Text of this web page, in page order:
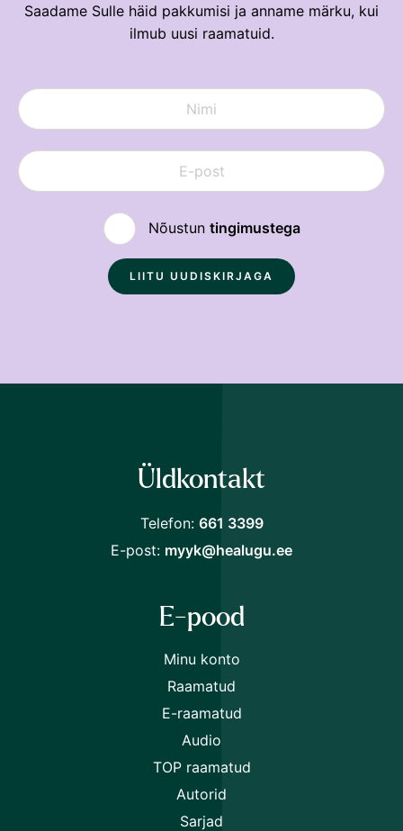
Saadame Sulle häid pakkumisi ja anname märku, kui
ilmub uusi raamatuid.
Nõustun tingimustega
Nõustuntingimustega
Üldkontakt
Telefon: 661 3399
E-post: myyk@healugu.ee
E-pood
Minu konto
Raamatud
E-raamatud
Audio
TOP raamatud
Autorid
Sarjad